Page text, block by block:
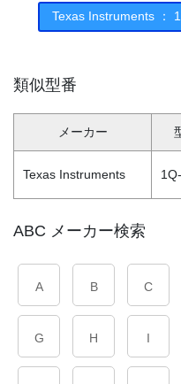
Texas Instruments ：
類似型番
メーカー
Texas Instruments
ABC メーカー検索
A B C
G H I